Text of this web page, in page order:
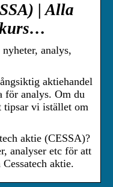
| Alla
analys,
aktiehandel
för analys. Om du
tipsar vi istället om
aktie (CESSA)?
analyser etc för att
aktie.